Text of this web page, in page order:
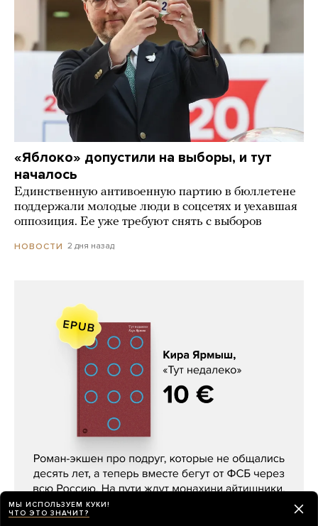
«Яблоко» допустили на выборы, и тут
началось
Единственную антивоенную партию в бюллетене
поддержали молодые люди в соцсетях и уехавшая
оппозиция. Ее уже требуют снять с выборов
НОВОСТИ 2 дня назад
Кира Ярмыш, «Тут недалеко»
МЫ ИСПОЛЬЗУЕМ КУКИ!
ЧТО ЭТО ЗНАЧИТ?